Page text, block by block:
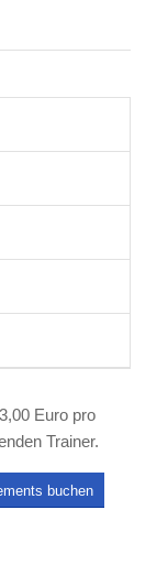
Euro pro
Trainer.
buchen